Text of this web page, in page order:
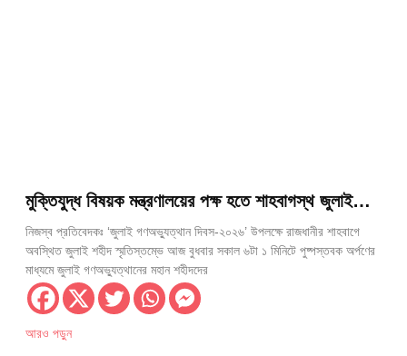
মুক্তিযুদ্ধ বিষয়ক মন্ত্রণালয়ের পক্ষ হতে শাহবাগস্থ জুলাই
শহীদ স্মৃতিস্তম্ভে পুষ্পস্তবক অর্পণ
নিজস্ব প্রতিবেদকঃ ‘জুলাই গণঅভ্যুত্থান দিবস-২০২৬’ উপলক্ষে রাজধানীর শাহবাগে
অবস্থিত জুলাই শহীদ স্মৃতিস্তম্ভে আজ বুধবার সকাল ৬টা ১ মিনিটে পুষ্পস্তবক অর্পণের
মাধ্যমে জুলাই গণঅভ্যুত্থানের মহান শহীদদের
আরও পড়ুন